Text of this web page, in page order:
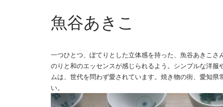
魚谷あきこ
一つひとつ、ぽてりとした立体感を持った、魚谷あきこ
のりと和のエッセンスが感じられるよう。シンプルな洋
ムは、世代を問わず愛されています。焼き物の街、愛知
い。